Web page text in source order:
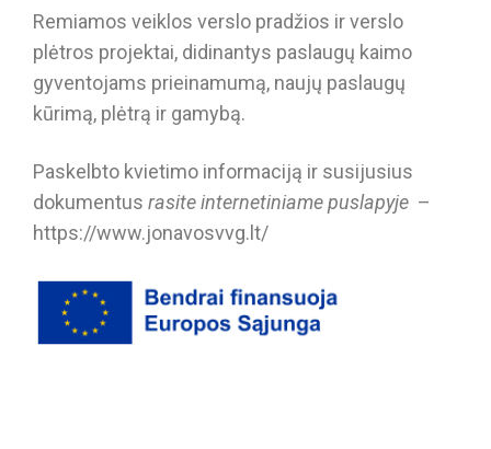
Remiamos veiklos verslo pradžios ir verslo
plėtros projektai, didinantys paslaugų kaimo
gyventojams prieinamumą, naujų paslaugų
kūrimą, plėtrą ir gamybą.
Paskelbto kvietimo informaciją ir susijusius
dokumentus rasiteinternetiniame puslapyje –
https://www.jonavosvvg.lt/